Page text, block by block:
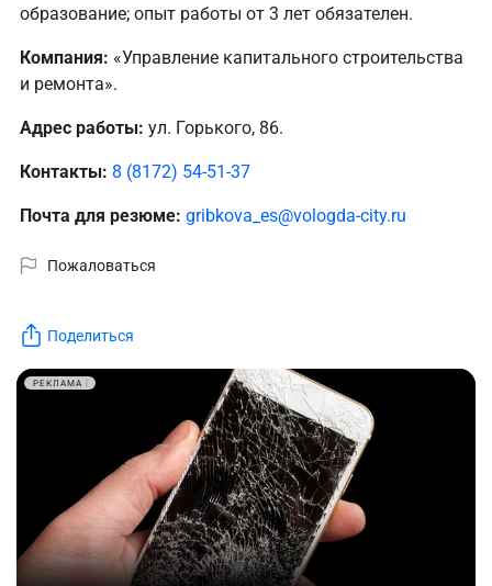
образование; опыт работы от 3 лет обязателен.
Компания: «Управление капитального строительства
и ремонта».
Адрес работы: ул. Горького, 86.
Контакты: 8 (8172) 54-51-37
Почта для резюме: gribkova_es@vologda-city.ru
Пожаловаться
Поделиться
РЕКЛАМА